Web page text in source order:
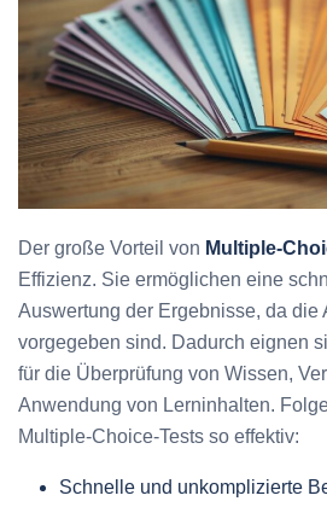
Der große Vorteil von Multiple-
Effizienz. Sie ermöglichen eine
Auswertung der Ergebnisse, da die
vorgegeben sind. Dadurch eignen
für die Überprüfung von Wissen,
Anwendung von Lerninhalten.
Multiple-Choice-Tests so effektiv:
Schnelle und unkomplizierte